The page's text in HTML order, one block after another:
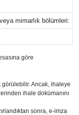
mimarlık bölümleri:
göre
Ancak, ihaleye
ihale dokümanını
sonra, e-imza